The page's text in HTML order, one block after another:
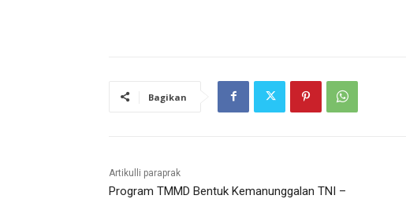
Bagikan
Artikulli paraprak
Program TMMD Bentuk Kemanunggalan TNI –